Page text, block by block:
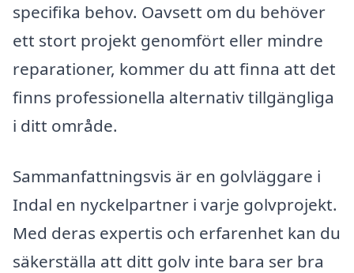
specifika behov. Oavsett om du behöver
ett stort projekt genomfört eller mindre
reparationer, kommer du att finna att det
finns professionella alternativ tillgängliga
i ditt område.
Sammanfattningsvis är en golvläggare i
Indal en nyckelpartner i varje golvprojekt.
Med deras expertis och erfarenhet kan du
säkerställa att ditt golv inte bara ser bra